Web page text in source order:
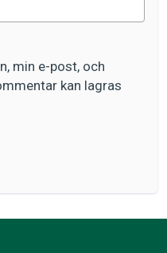
min e-post, och
kan lagras